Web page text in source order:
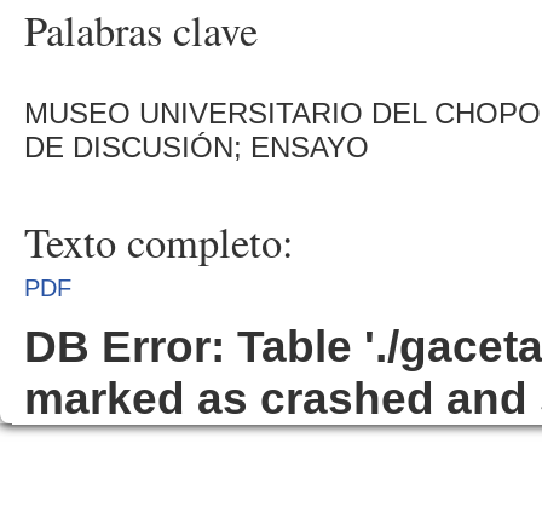
Palabras clave
MUSEO UNIVERSITARIO DEL
DE DISCUSIÓN; ENSAYO
Texto completo:
PDF
DB Error: Table './
marked as crashed